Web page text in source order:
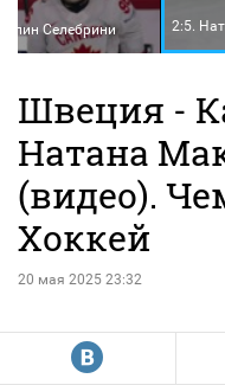
Селебрини 2:5.
Швеция -
Натана
(видео).
Хоккей
20 мая 2025 23:32
R